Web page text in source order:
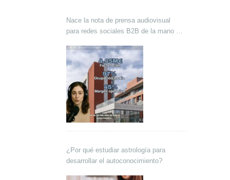
Nace la nota de prensa audiovisual
para redes sociales B2B de la mano de
¿Por qué estudiar astrología para
desarrollar el autoconocimiento?